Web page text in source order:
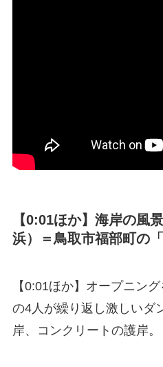
【0:01ほか】海岸の風
浜）＝鳥取市福部町の
【0:01ほか】オープニン
の4人が繰り返し激しいダ
岸、コンクリートの護岸。